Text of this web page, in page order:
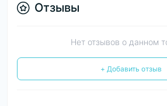
Отзывы
Нет отзывов о данном
+ Добавить отзыв